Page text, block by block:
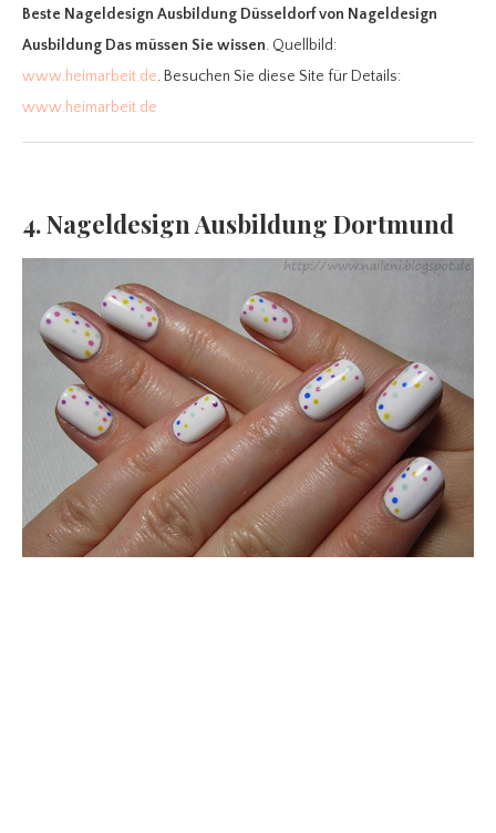
Beste Nageldesign Ausbildung Düsseldorfvon Nageldesign
Ausbildung Das müssen Sie wissen. Quellbild:
www.heimarbeit.de. Besuchen Sie diese Site für Details:
www.heimarbeit.de
4. Nageldesign Ausbildung Dortmund